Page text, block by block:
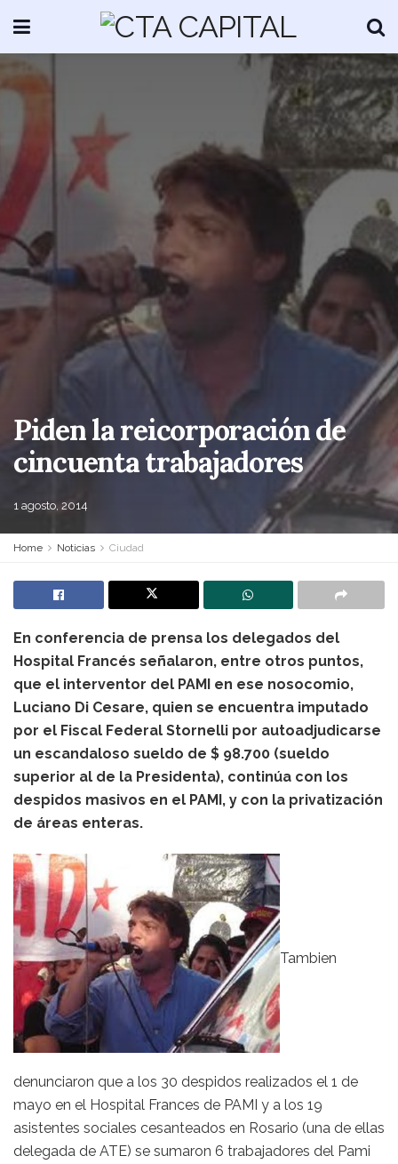
Piden la reicorporación de
cincuenta trabajadores
1 agosto, 2014
Home Noticias Ciudad
En conferencia de prensa los delegados del
Hospital Francés señalaron, entre otros puntos,
que el interventor del PAMI en ese nosocomio,
Luciano Di Cesare, quien se encuentra imputado
por el Fiscal Federal Stornelli por autoadjudicarse
un escandaloso sueldo de $ 98.700 (sueldo
superior al de la Presidenta), continúa con los
despidos masivos en el PAMI, y con la privatización
de áreas enteras.
Tambien
denunciaron que a los 30 despidos realizados el 1 de
mayo en el Hospital Frances de PAMI y a los 19
asistentes sociales cesanteados en Rosario (una de ellas
delegada de ATE) se sumaron 6 trabajadores del Pami